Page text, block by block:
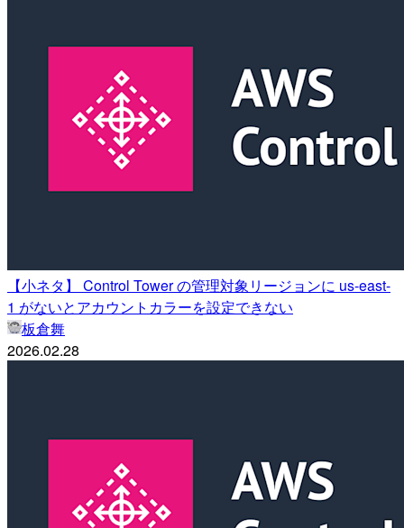
【小ネタ】 Control Tower の管理対象リージョンに us-east-
1 がないとアカウントカラーを設定できない
板倉舞
2026.02.28